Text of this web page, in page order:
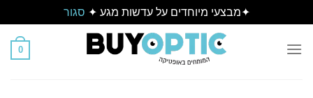
✦מבצעי מיוחדים על עדשות מגע ✦ סגור
0